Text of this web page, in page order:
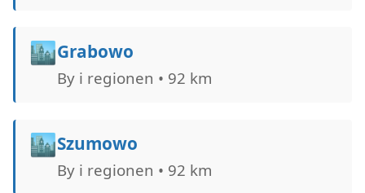
🏙️Grabowo
By i regionen • 92 km
🏙️Szumowo
By i regionen • 92 km